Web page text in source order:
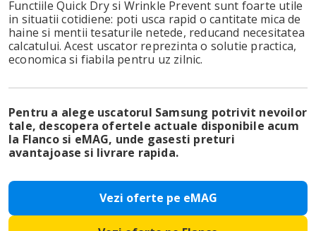
Functiile Quick Dry si Wrinkle Prevent sunt foarte utile
in situatii cotidiene: poti usca rapid o cantitate mica de
haine si mentii tesaturile netede, reducand necesitatea
calcatului. Acest uscator reprezinta o solutie practica,
economica si fiabila pentru uz zilnic.
Pentru a alege uscatorul Samsung potrivit nevoilor
tale, descopera ofertele actuale disponibile acum
la Flanco si eMAG, unde gasesti preturi
avantajoase si livrare rapida.
Vezi oferte pe eMAG